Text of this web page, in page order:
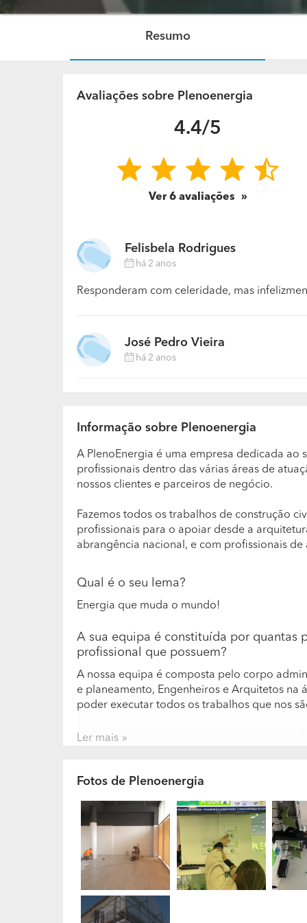
Resumo
Avaliações sobre Plenoenergia
4.4/5
Ver6avaliações
Felisbela Rodrigues
há 2 anos
Responderam com celeridade, mas
José Pedro Vieira
há 2 anos
Informação sobre Plenoenergia
A PlenoEnergia é uma empresa dedicada
profissionais dentro das várias áreas de
nossos clientes e parceiros de negócio.
Fazemos todos os trabalhos de construção
profissionais para o apoiar desde a
abrangência nacional, e com profissionais
Qual é o seu lema?
Energia que muda o mundo!
A sua equipa é constituída por quantas
profissional que possuem?
A nossa equipa é composta pelo corpo
e planeamento, Engenheiros e Arquitetos na
poder executar todos os trabalhos que nos
Recorrem a terceiros para a realização
Dentro do nosso grupo de empresas
boa execução de uma obra.
A sua empresa encontra-se
Somos especialistas em: - Projeto de
Chave-na-mão - Remodelação geral de
climatização e produção de energia
Quais são os trabalhos que realizam
Ler mais
Fotos de Plenoenergia